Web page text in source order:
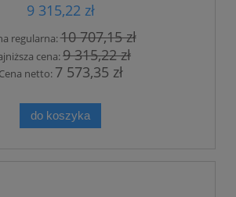
9 315,22 zł
regularna:10 707,15 zł
cena:9 315,22 zł
Cena netto: 7 573,35 zł
do koszyka